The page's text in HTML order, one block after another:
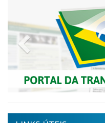
Previous